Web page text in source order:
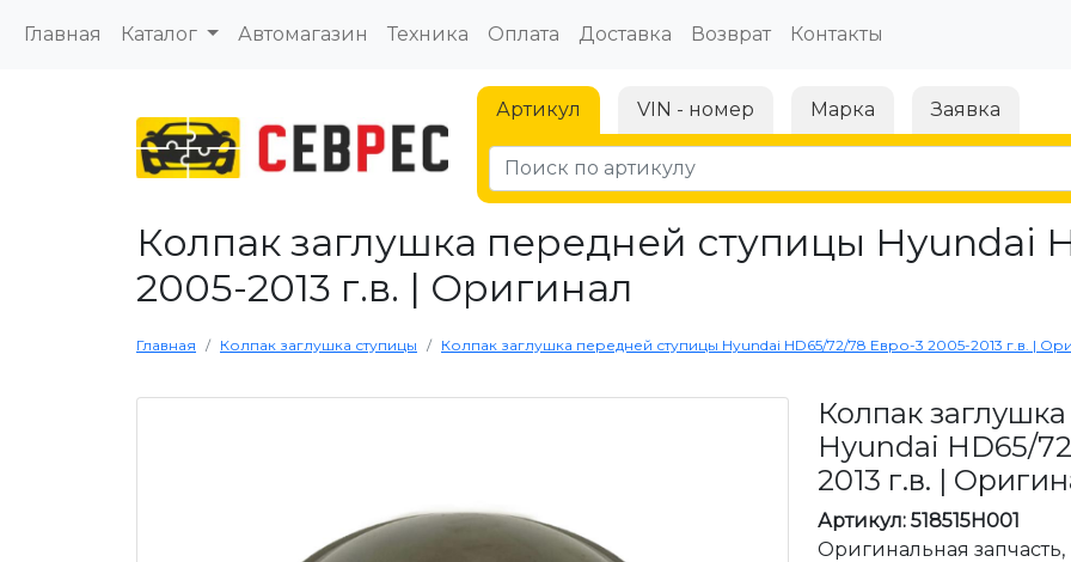
Главная Каталог Автомагазин Техника Оплата Доставка Возврат Контакты
Артикул VIN - номер Марка Заявка
Колпак заглушка передней ступицы Hyundai
2005-2013 г.в. | Оригинал
Главная Колпак заглушка ступицы Колпак заглушка передней ступицы Hyundai HD65/72/78 Евро-3 2005-2013 г.в. |
Колпак
Hyundai HD65/
2013 г.в. |
Артикул: 518515H001
Оригинальная